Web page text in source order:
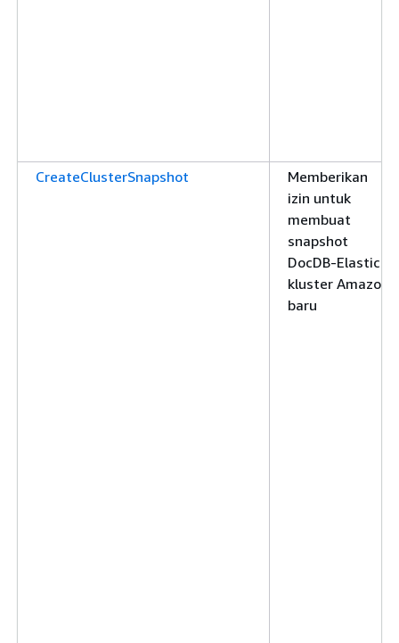
CreateClusterSnapshot
Memberikan
izin untuk
membuat
snapshot
DocDB-Elastic
kluster Amazon
baru